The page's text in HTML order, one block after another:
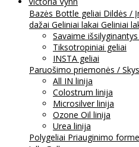
Bazės Bottle geliai Dildės /
dažai Geliniai lakai Geliniai
Savaime
Tiksotropiniai geliai
INSTA geliai
Paruošimo priemonės /
All IN linija
Colostrum linija
Microsilver linija
Ozone Oil linija
Urea linija
Polygeliai Priauginimo